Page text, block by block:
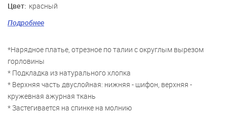
Цвет: красный
Пол: Девочки
Подробнее
*Нарядное платье, отрезное по талии с округлым вырезом
горловины
* Подкладка из натурального хлопка
* Верхняя часть двуслойная: нижняя - шифон, верхняя -
кружевная ажурная ткань
* Застегивается на спинке на молнию